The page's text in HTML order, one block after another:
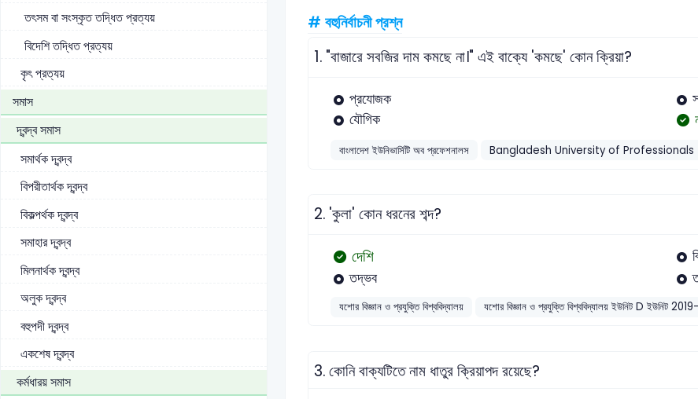
তৎসম বা সংস্কৃত তদ্ধিত প্রত্যয়
বিদেশি তদ্ধিত প্রত্যয়
কৃৎ প্রত্যয়
সমাস
দ্বন্দ্ব সমাস
সমার্থক দ্বন্দ্ব
বিপরীতার্থক দ্বন্দ্ব
বিকল্পর্থক দ্বন্দ্ব
সমাহার দ্বন্দ্ব
মিলনার্থক দ্বন্দ্ব
অলুক দ্বন্দ্ব
বহুপদী দ্বন্দ্ব
একশেষ দ্বন্দ্ব
কর্মধারয় সমাস
# বহুনির্বাচনী প্রশ্ন
1. "বাজারে সবজির দাম কমছে না।" এই বাক্যে 'কমছে' কোন ক্রিয়া?
প্রযোজক
যৌগিক
বাংলাদেশ ইউনিভার্সিটি অব প্রফেশনালস Bangladesh University of Professionals
2. 'কুলা' কোন ধরনের শব্দ?
দেশি
তদ্ভব
যশোর বিজ্ঞান ও প্রযুক্তি বিশ্ববিদ্যালয় যশোর বিজ্ঞান ও প্রযুক্তি বিশ্ববিদ্যালয় ইউনিট D ইউনিট
3.কোনি বাক্যটিতে নাম ধাতুর ক্রিয়াপদ রয়েছে?